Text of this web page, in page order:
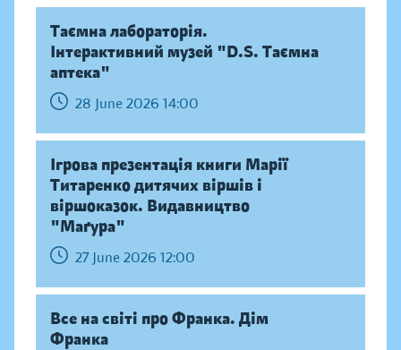
Таємна лабораторія.
Інтерактивний музей "D.S. Таємна
аптека"
28 June 2026 14:00
Ігрова презентація книги Марії
Титаренко дитячих віршів і
віршоказок. Видавництво
"Маґура"
27 June 2026 12:00
Все на світі про Франка. Дім
Франка